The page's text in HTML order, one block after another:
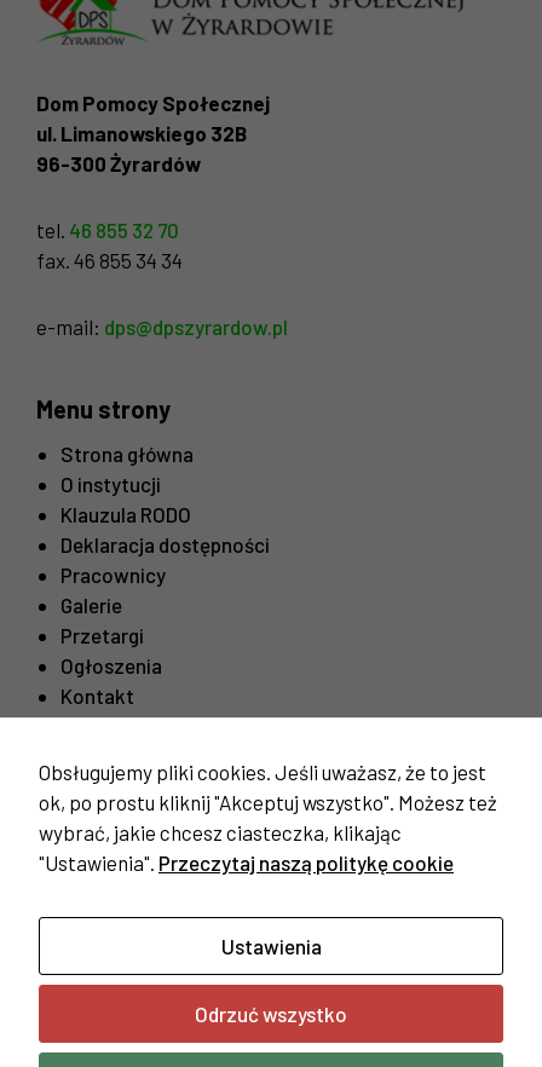
Dom Pomocy Społecznej
ul. Limanowskiego 32B
96-300 Żyrardów
tel. 46 855 32 70
fax. 46 855 34 34
e-mail: dps@dpszyrardow.pl
Menu strony
Strona główna
O instytucji
Klauzula RODO
Deklaracja dostępności
Pracownicy
Galerie
Przetargi
Ogłoszenia
Kontakt
Ważne linki
Procedura odwiedzin mieszkańców
Copyright © 2023 Dom Pomocy Społecznej w Żyrardowie |
Wykonanie:FSV
Obsługujemy pliki cookies. Jeśli uważasz, że to jest
ok, po prostu kliknij "Akceptuj wszystko". Możesz też
wybrać, jakie chcesz ciasteczka, klikając
"Ustawienia". Przeczytaj naszą politykę cookie
Ustawienia
Odrzuć wszystko
Konieczne
nie są
opcjonalne. Są
do
funkcjonowania
strony